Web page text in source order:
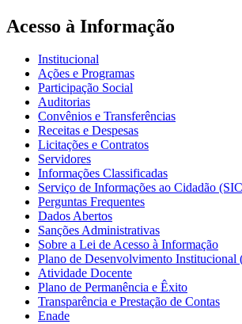
Acesso à Informação
Institucional
Ações e Programas
Participação Social
Auditorias
Convênios e Transferências
Receitas e Despesas
Licitações e Contratos
Servidores
Informações Classificadas
Serviço de Informações ao Cidadão
Perguntas Frequentes
Dados Abertos
Sanções Administrativas
Sobre a Lei de Acesso à Informação
Plano de Desenvolvimento Institucional
Atividade Docente
Plano de Permanência e Êxito
Transparência e Prestação de Contas
Enade